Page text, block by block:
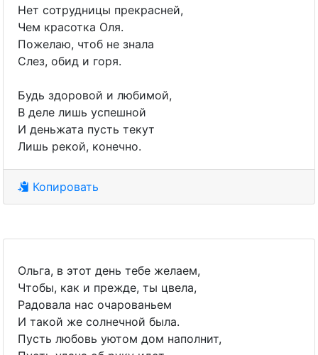
Нет сотрудницы прекрасней,
Чем красотка Оля.
Пожелаю, чтоб не знала
Слез, обид и горя.
Будь здоровой и любимой,
В деле лишь успешной
И деньжата пусть текут
Лишь рекой, конечно.
Копировать
Ольга, в этот день тебе желаем,
Чтобы, как и прежде, ты цвела,
Радовала нас очарованьем
И такой же солнечной была.
Пусть любовь уютом дом наполнит,